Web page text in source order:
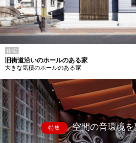
住宅
旧街道沿いのホールのある家
大きな気積のホールのある家
特集 空間の音環境を